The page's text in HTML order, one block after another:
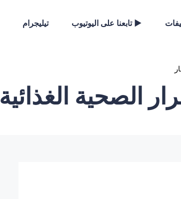
▶️ تابعنا على اليوتيوب تيليجرام
الصحية الغذائية